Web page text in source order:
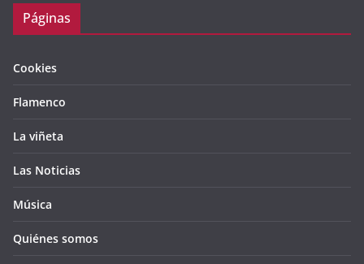
Páginas
Cookies
Flamenco
La viñeta
Las Noticias
Música
Quiénes somos